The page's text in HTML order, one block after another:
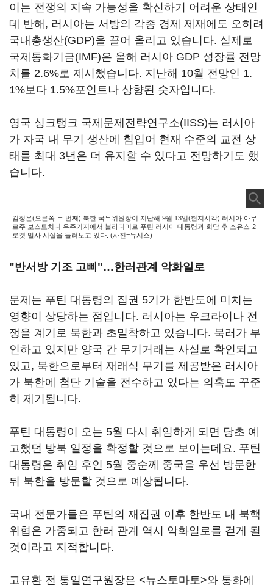
이는 전쟁의 지속 가능성을 확신하기 어려운 상태인
데 반해, 러시아는 서방의 각종 경제 제재에도 오히려
국내총생산(GDP)을 끌어 올리고 있습니다. 실제로
국제통화기금(IMF)은 올해 러시아 GDP 성장률 전망
치를 2.6%로 제시했습니다. 지난해 10월 전망인 1.
1%보다 1.5%포인트나 상향된 숫자입니다.
영국 싱크탱크 국제문제전략연구소(IISS)는 러시아
가 자국 내 무기 생산에 힘입어 현재 수준의 교전 상
태를 최대 3년은 더 유지할 수 있다고 전망하기도 했
습니다.
김정은(오른쪽 두 번째) 북한 국무위원장이 지난해 9월 13일(현지시각) 러시아 아무
르주 보스토치니 우주기지에서 블라디미르 푸틴 러시아 대통령과 회담 후 소유스-2
로켓 발사 시설을 둘러보고 있다. (사진=뉴시스)
"반서방 기조 고삐"…한러관계 악화일로
문제는 푸틴 대통령의 집권 5기가 한반도에 미치는
영향이 상당하는 점입니다. 러시아는 우크라이나 전
쟁을 계기로 북한과 초밀착하고 있습니다. 북러가 부
인하고 있지만 양국 간 무기거래는 사실로 확인되고
있고, 북한으로부터 재래식 무기를 제공받은 러시아
가 북한에 첨단 기술을 전수하고 있다는 의혹도 꾸준
히 제기됩니다.
푸틴 대통령이 오는 5월 다시 취임하게 되면 당초 예
고했던 방북 일정을 확정할 것으로 보이는데요. 푸틴
대통령은 취임 후인 5월 중순께 중국을 우선 방문한
뒤 북한을 방문할 것으로 예상됩니다.
국내 전문가들은 푸틴의 재집권 이후 한반도 내 북핵
위협은 가중되고 한러 관계 역시 악화일로를 걷게 될
것이라고 지적합니다.
고유환 전 통일연구원장은 <뉴스토마토>와 통화에